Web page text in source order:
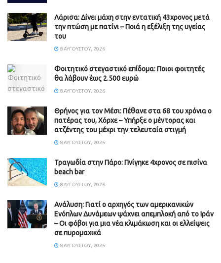
Λάρισα: Δίνει μάχη στην εντατική 43χρονος μετά
την πτώση με πατίνι – Ποιά η εξέλιξη της υγείας
του
8 ΑΥΓΟΎΣΤΟΥ, 2026
Φοιτητικό στεγαστικό επίδομα: Ποιοι φοιτητές
θα λάβουν έως 2.500 ευρώ
8 ΑΥΓΟΎΣΤΟΥ, 2026
Θρήνος για τον Μέσι: Πέθανε στα 68 του χρόνια ο
πατέρας του, Χόρχε – Υπήρξε ο μέντορας και
ατζέντης του μέχρι την τελευταία στιγμή
8 ΑΥΓΟΎΣΤΟΥ, 2026
Τραγωδία στην Πάρο: Πνίγηκε 4χρονος σε πισίνα
beach bar
8 ΑΥΓΟΎΣΤΟΥ, 2026
Ανάλυση: Γιατί ο αρχηγός των αμερικανικών
Ενόπλων Δυνάμεων ψάχνει απεμπλοκή από το Ιράν
– Οι φόβοι για μια νέα κλιμάκωση και οι ελλείψεις
σε πυρομαχικά
8 ΑΥΓΟΎΣΤΟΥ, 2026